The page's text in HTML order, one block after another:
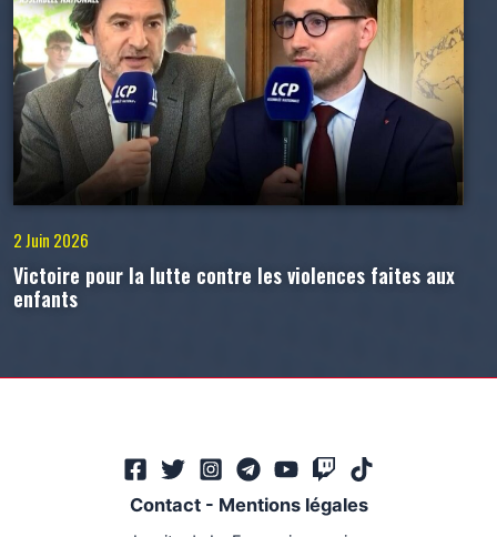
2 Juin 2026
Victoire pour la lutte contre les violences faites aux
enfants
Contact- Mentions légales